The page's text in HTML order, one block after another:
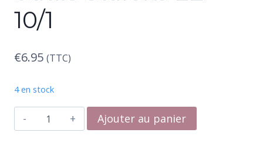
10/1
€6.95 (TTC)
4 en stock
quantité
de
Ajouter au panier